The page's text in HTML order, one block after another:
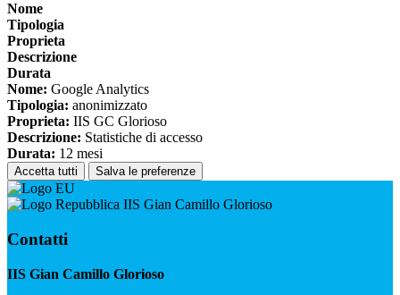
Nome
Tipologia
Proprieta
Descrizione
Durata
Nome: Google Analytics
Tipologia: anonimizzato
Proprieta: IIS GC Glorioso
Descrizione: Statistiche di accesso
Durata: 12 mesi
Accetta tutti Salva le preferenze
IIS Gian Camillo Glorioso
Contatti
IIS Gian Camillo Glorioso